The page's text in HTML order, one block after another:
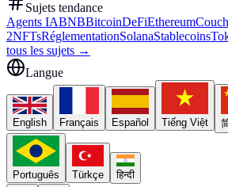
Sujets tendance
Agents IABNBBitcoinDeFiEthereum
2NFTsRéglementationSolanaStablecoins
tous les sujets →
Langue
English Français Español Tiếng Việt
Português Türkçe हिन्दी